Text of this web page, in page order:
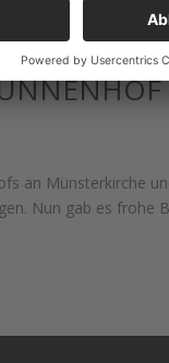
an Münsterkirche
Nun gab es frohe